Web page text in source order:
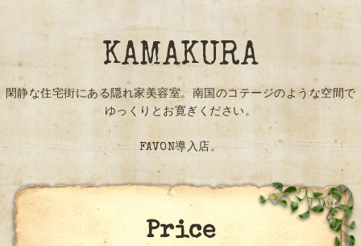
KAMAKURA
閑静な住宅街にある隠れ家美容室。南国のコテージのような空間で
ゆっくりとお寛ぎください。
FAVON導入店。
Price